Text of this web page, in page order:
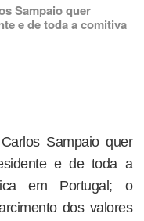
Sampaio quer
e de toda a comitiva
Sampaio quer
e de toda a
em Portugal; o
dos valores